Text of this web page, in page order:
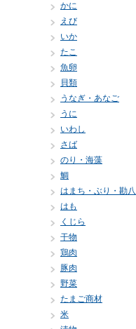
かに
えび
いか
たこ
魚卵
貝類
うなぎ・あなご
うに
いわし
さば
のり・海藻
鯛
はまち・ぶり・勘八
はも
くじら
干物
鶏肉
豚肉
野菜
たまご商材
米